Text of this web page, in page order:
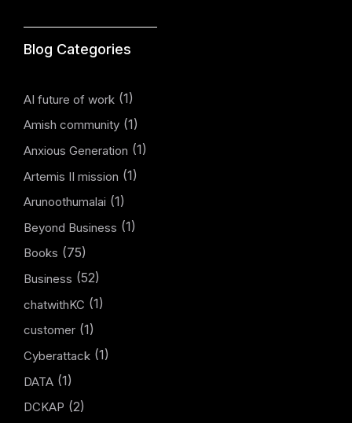
Blog Categories
AI future of work (1)
Amish community (1)
Anxious Generation (1)
Artemis II mission (1)
Arunoothumalai (1)
Beyond Business (1)
Books (75)
Business (52)
chatwithKC (1)
customer (1)
Cyberattack (1)
DATA (1)
DCKAP (2)